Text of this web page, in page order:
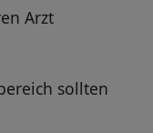
Arzt
sollten